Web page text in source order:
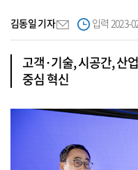
김동일 기자 입력 2023-
고객·기술, 시공간, 산
중심 혁신